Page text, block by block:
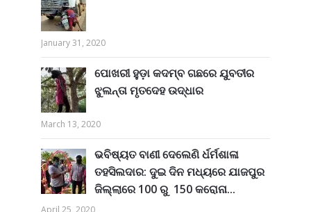
January 31, 2020
ପୋଖରୀ ହୁଡ଼ା କଦମ୍ବ ଗଛରେ ଯୁବତୀର
ଝୁଲନ୍ତା ମୃତଦେହ ଉଦ୍ଧାର
March 13, 2020
ଭବିଷ୍ୟତ ବାଣୀ ଦେଲେଣି ର୍ଧର୍ମଶାଳା
ତହସିଲଦାର: ଦୁଇ ଦିନ ମଧ୍ୟରେ ଯାଜପୁର
ଜିଲ୍ଲାରେ 100 ରୁ 150 କରୋନା...